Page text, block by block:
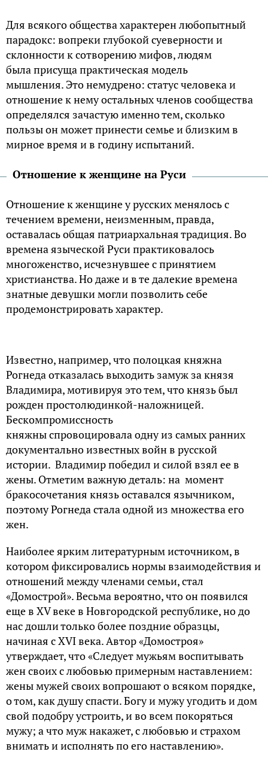
Для всякого общества характерен любопытный
парадокс: вопреки глубокой суеверности и
склонности к сотворению мифов, людям
была присуща практическая модель
мышления. Это немудрено: статус человека и
отношение к нему остальных членов сообщества
определялся зачастую именно тем, сколько
пользы он может принести семье и близким в
мирное время и в годину испытаний.
Отношение к женщине на Руси
Отношение к женщине у русских менялось с
течением времени, неизменным, правда,
оставалась общая патриархальная традиция. Во
времена языческой Руси практиковалось
многоженство, исчезнувшее с принятием
христианства. Но даже и в те далекие времена
знатные девушки могли позволить себе
продемонстрировать характер.
Известно, например, что полоцкая княжна
Рогнеда отказалась выходить замуж за князя
Владимира, мотивируя это тем, что князь был
рожден простолюдинкой-наложницей.
Бескомпромиссность
княжны спровоцировала одну из самых ранних
документально известных войн в русской
истории. Владимир победил и силой взял ее в
жены. Отметим важную деталь: на момент
бракосочетания князь оставался язычником,
поэтому Рогнеда стала одной из множества его
жен.
Наиболее ярким литературным источником, в
котором фиксировались нормы взаимодействия и
отношений между членами семьи, стал
«Домострой». Весьма вероятно, что он появился
еще в XV веке в Новгородской республике, но до
нас дошли только более поздние образцы,
начиная с XVI века. Автор «Домостроя»
утверждает, что «Следует мужьям воспитывать
жен своих с любовью примерным наставлением:
жены мужей своих вопрошают о всяком порядке,
о том, как душу спасти. Богу и мужу угодить и дом
свой подобру устроить, и во всем покоряться
мужу; а что муж накажет, с любовью и страхом
внимать и исполнять по его наставлению».